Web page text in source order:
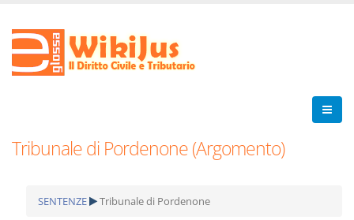
Tribunale di Pordenone (Argomento)
SENTENZE Tribunale di Pordenone